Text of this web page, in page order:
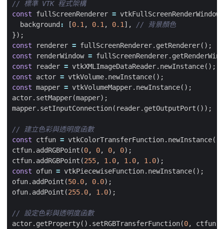
const
fullScreenRenderer = vtkFullScreenRenderWindow
background : [0.1 , 0.1 , 0.1 ],
});
const
renderer = fullScreenRenderer. getRenderer();
const
renderWindow = fullScreenRenderer.
const
reader = vtkXMLImageDataReader. newInstance();
const
actor = vtkVolume. newInstance();
const mapper = vtkVolumeMapper. newInstance();
actor. setMapper(mapper);
mapper. setInputConnection( reader. getOutputPort ());
const
ctfun = vtkColorTransferFunction. newInstance();
ctfun. addRGBPoint (0, 0, 0, 0);
ctfun. addRGBPoint (255, 1.0, 1.0, 1.0);
const
ofun = vtkPiecewiseFunction. newInstance();
ofun. addPoint (50.0, 0.0);
ofun. addPoint (255.0, 1.0);
actor. getProperty(). setRGBTransferFunction(0, ctfun